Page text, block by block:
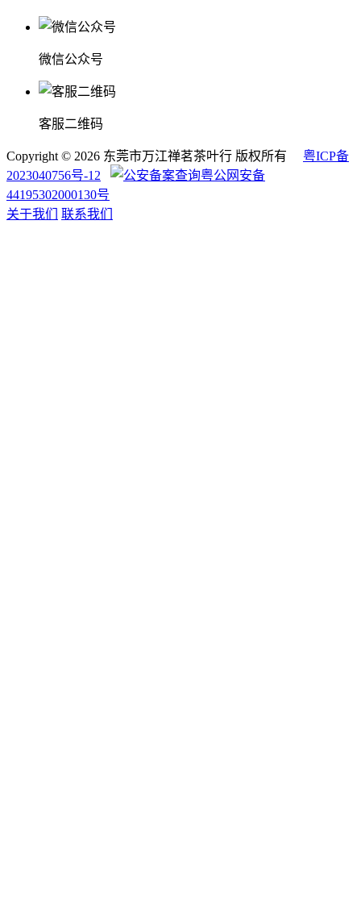
微信公众号
客服二维码
Copyright © 2026 东莞市万江禅茗茶叶行 版权所有
粤ICP备
2023040756号-12
粤公网安备
44195302000130号
关于我们
联系我们